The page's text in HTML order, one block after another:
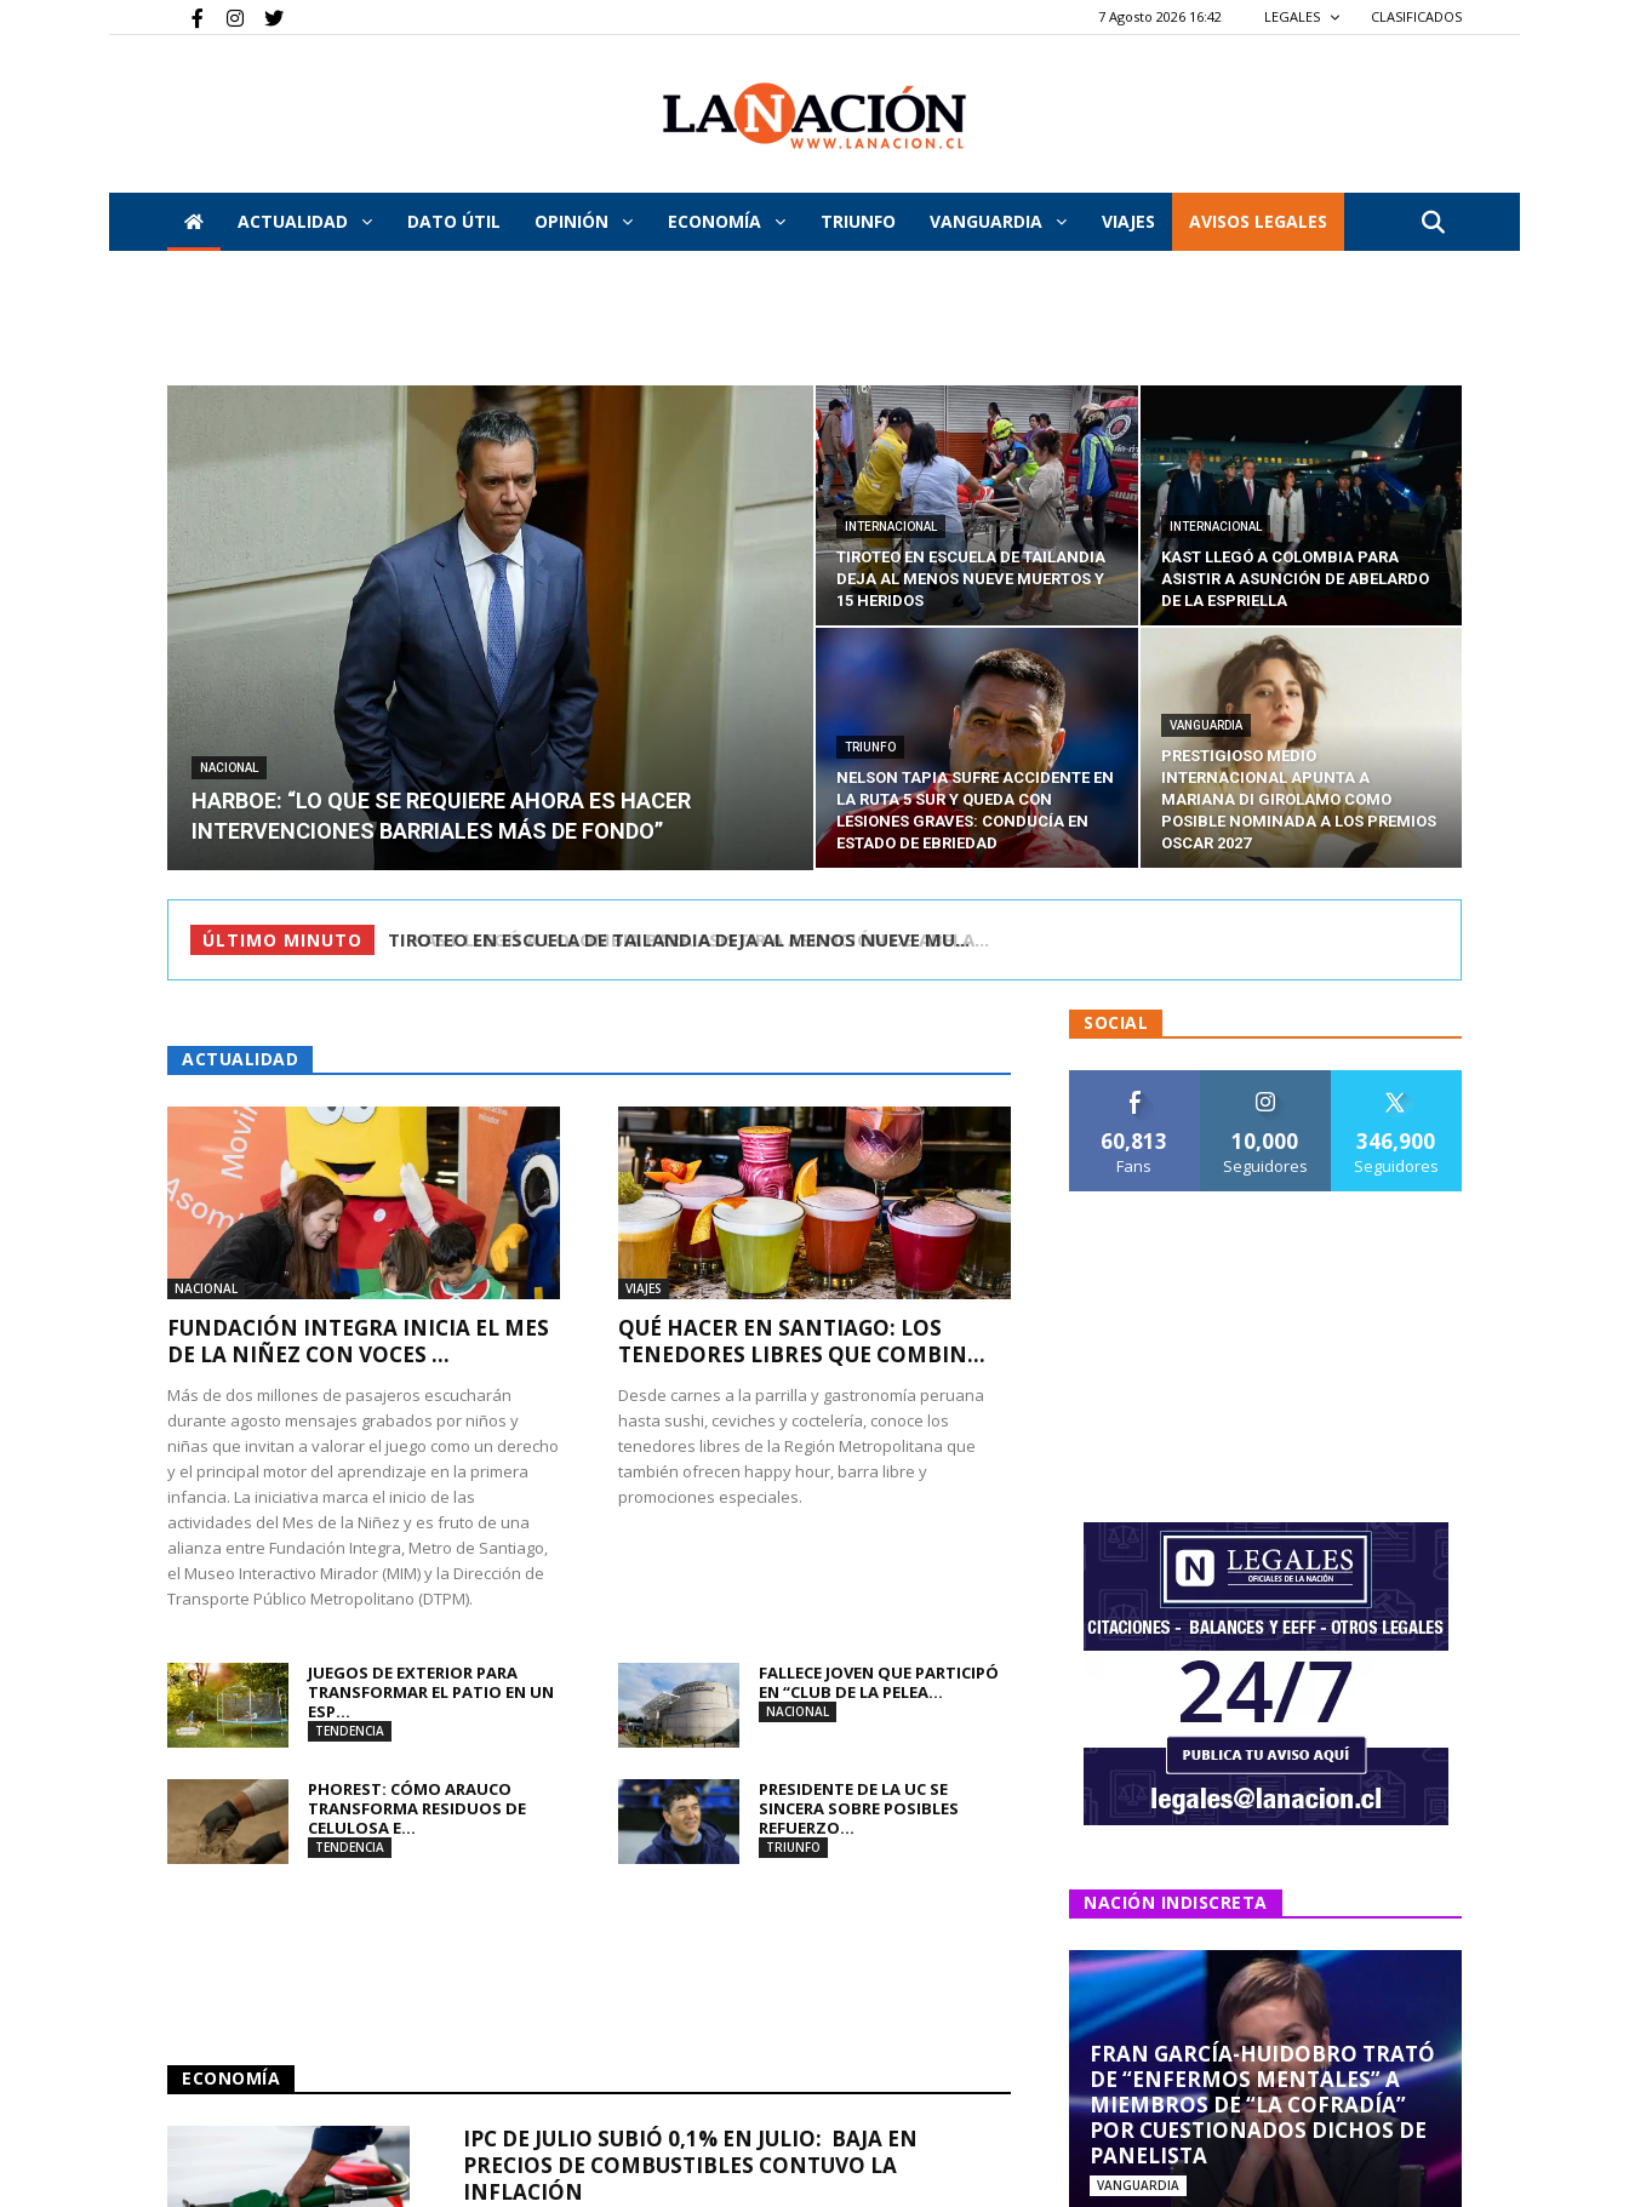
7 Agosto 2026 16:42 LEGALES CLASIFICADOS
La
Nación
ACTUALIDAD DATO ÚTIL OPINIÓN ECONOMÍA TRIUNFO VANGUARDIA VIAJES AVISOS LEGALES
NACIONAL
HARBOE: “LO QUE SE REQUIERE AHORA ES HACER
INTERVENCIONES BARRIALES MÁS DE FONDO”
INTERNACIONAL
TIROTEO EN ESCUELA DE TAILANDIA
DEJA AL MENOS NUEVE MUERTOS Y
15 HERIDOS
INTERNACIONAL
KAST LLEGÓ A COLOMBIA PARA
ASISTIR A ASUNCIÓN DE ABELARDO
DE LA ESPRIELLA
TRIUNFO
NELSON TAPIA SUFRE ACCIDENTE EN
LA RUTA 5 SUR Y QUEDA CON
LESIONES GRAVES: CONDUCÍA EN
ESTADO DE EBRIEDAD
VANGUARDIA
PRESTIGIOSO MEDIO
INTERNACIONAL APUNTA A
MARIANA DI GIROLAMO COMO
POSIBLE NOMINADA A LOS PREMIOS
OSCAR 2027
ÚLTIMO MINUTO KAST LLEGÓ A COLOMBIA PARA ASISTIR A ASUNCIÓN DE ABELA...
ACTUALIDAD
NACIONAL
FUNDACIÓN INTEGRA INICIA EL MES
DE LA NIÑEZ CON VOCES ...
Más de dos millones de pasajeros escucharán
durante agosto mensajes grabados por niños y
niñas que invitan a valorar el juego como un derecho
y el principal motor del aprendizaje en la primera
infancia. La iniciativa marca el inicio de las
actividades del Mes de la Niñez y es fruto de una
alianza entre Fundación Integra, Metro de Santiago,
el Museo Interactivo Mirador (MIM) y la Dirección de
Transporte Público Metropolitano (DTPM).
VIAJES
QUÉ HACER EN SANTIAGO: LOS
TENEDORES LIBRES QUE COMBIN...
Desde carnes a la parrilla y gastronomía peruana
hasta sushi, ceviches y coctelería, conoce los
tenedores libres de la Región Metropolitana que
también ofrecen happy hour, barra libre y
promociones especiales.
JUEGOS DE EXTERIOR PARA
TRANSFORMAR EL PATIO EN UN
ESP...
TENDENCIA
FALLECE JOVEN QUE PARTICIPÓ
EN “CLUB DE LA PELEA...
NACIONAL
PHOREST: CÓMO ARAUCO
TRANSFORMA RESIDUOS DE
CELULOSA E...
TENDENCIA
PRESIDENTE DE LA UC SE
SINCERA SOBRE POSIBLES
REFUERZO...
TRIUNFO
ECONOMÍA
IPC DE JULIO SUBIÓ 0,1% EN JULIO: BAJA EN
PRECIOS DE COMBUSTIBLES CONTUVO LA
INFLACIÓN
SOCIAL
60,813
Fans
10,000
Seguidores
346,900
Seguidores
NACIÓN INDISCRETA
FRAN GARCÍA-HUIDOBRO TRATÓ
DE “ENFERMOS MENTALES” A
MIEMBROS DE “LA COFRADÍA”
POR CUESTIONADOS DICHOS DE
PANELISTA
VANGUARDIA